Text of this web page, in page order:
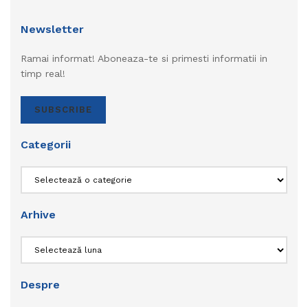
Newsletter
Ramai informat! Aboneaza-te si primesti informatii in
timp real!
SUBSCRIBE
Categorii
Arhive
Despre